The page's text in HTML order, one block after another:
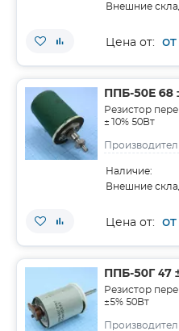
Внешние
Цена от: от
ППБ-50Е 68
Резистор
±10% 50Вт
Наличие:
Внешние
Цена от: от
ППБ-50Г 47
Резистор
±5% 50Вт